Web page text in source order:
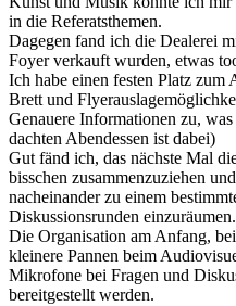
in die Referatsthemen.
Dagegen fand ich die Dealerei
Foyer verkauft wurden, etwas
Ich habe einen festen Platz zum
Brett und
Genauere Informationen zu,
dachten Abendessen ist dabei)
Gut fänd ich, das nächste Mal
bisschen zusammenzuziehen
nacheinander zu einem
Diskussionsrunden einzuräumen.
Die Organisation am Anfang,
kleinere Pannen beim
Mikrofone bei Fragen und
bereitgestellt werden.